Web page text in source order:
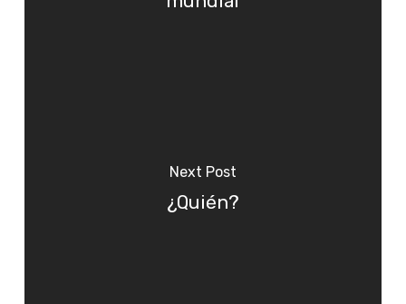
Next Post
¿Quién?